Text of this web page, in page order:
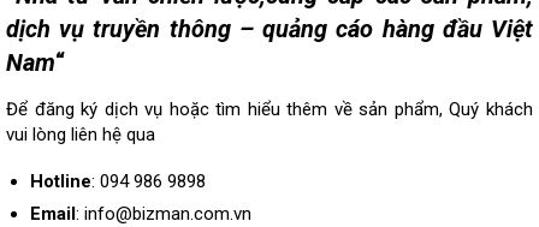
dịch vụ truyền thông – quảng cáo hàng đầu Việt
Nam“
Để đăng ký dịch vụ hoặc tìm hiểu thêm về sản phẩm, Quý khách
vui lòng liên hệ qua
Hotline: 094 986 9898
Email: info@bizman.com.vn